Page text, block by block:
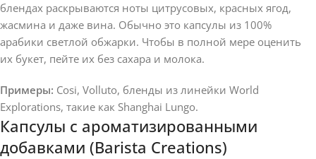
блендах раскрываются ноты цитрусовых, красных ягод,
жасмина и даже вина. Обычно это капсулы из 100%
арабики светлой обжарки. Чтобы в полной мере оценить
их букет, пейте их без сахара и молока.
Примеры: Cosi, Volluto, бленды из линейки World
Explorations, такие как Shanghai Lungo.
Капсулы с ароматизированными
добавками (Barista Creations)